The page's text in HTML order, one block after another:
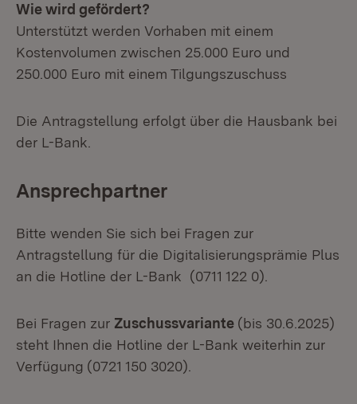
Wie wird gefördert?
Unterstützt werden Vorhaben mit einem
Kostenvolumen zwischen 25.000 Euro und
250.000 Euro mit einem Tilgungszuschuss
Die Antragstellung erfolgt über die Hausbank bei
der L-Bank.
Ansprechpartner
Bitte wenden Sie sich bei Fragen zur
Antragstellung für die Digitalisierungsprämie Plus
an die Hotline der L-Bank (0711 122 0).
Bei Fragen zur Zuschussvariante (bis 30.6.2025)
steht Ihnen die Hotline der L-Bank weiterhin zur
Verfügung (0721 150 3020).